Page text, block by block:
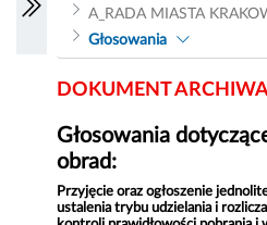
A_RADA MIASTA
Głosowania
DOKUMENT
Głosowania
obrad:
Przyjęcie oraz ogłoszenie
ustalenia trybu udzielania i